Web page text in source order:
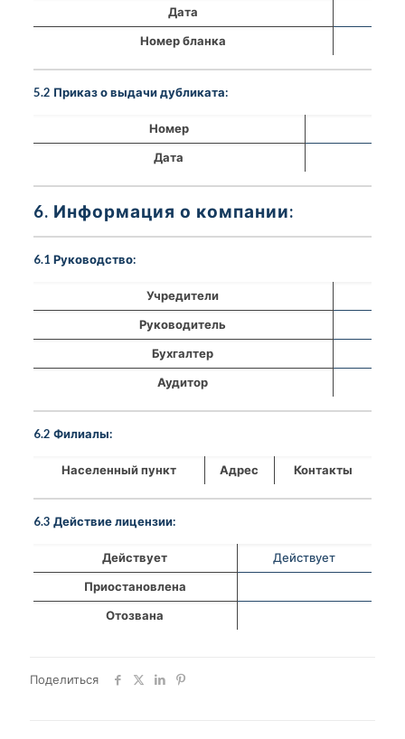
Дата
Номер бланка
5.2 Приказ о выдачи дубликата:
Номер
Дата
6. Информация о компании:
6.1 Руководство:
Учредители
Руководитель
Бухгалтер
Аудитор
6.2 Филиалы:
Населенный пункт Адрес Контакты
6.3 Действие лицензии:
Действует
Действует
Приостановлена
Отозвана
Поделиться